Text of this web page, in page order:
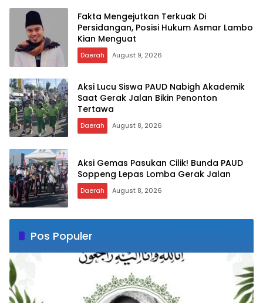
Fakta Mengejutkan Terkuak Di
Persidangan, Posisi Hukum Asmar Lambo
Kian Menguat
Daerah August 9, 2026
Aksi Lucu Siswa PAUD Nabigh Akademik
Saat Gerak Jalan Bikin Penonton
Tertawa
Daerah August 8, 2026
Aksi Gemas Pasukan Cilik! Bunda PAUD
Soppeng Lepas Lomba Gerak Jalan
Daerah August 8, 2026
Pos Populer